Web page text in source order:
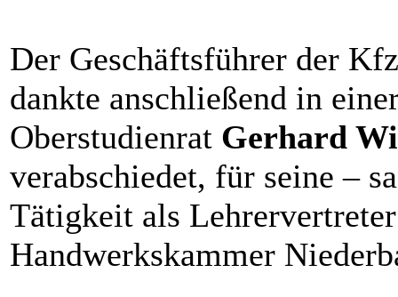
Der Geschäftsführer der
dankte anschließend in
Oberstudienrat Gerhard
verabschiedet, für seine –
Tätigkeit als
Handwerkskammer